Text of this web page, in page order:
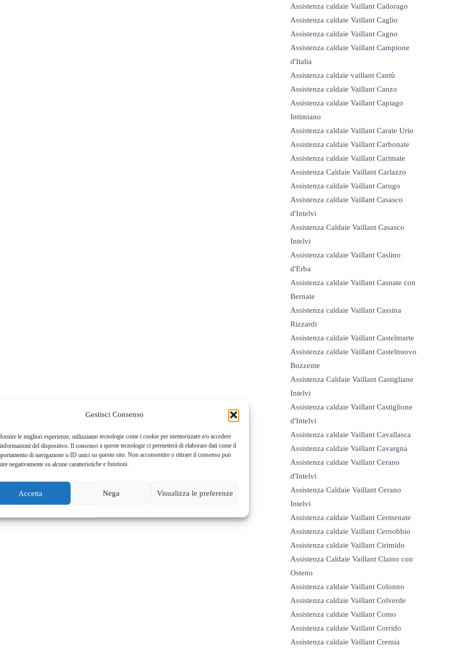
Gestisci Consenso
le migliori esperienze, utilizziamo tecnologie come i cookie per memorizzare e/o accedere
del dispositivo. Il consenso a queste tecnologie ci permetterà di elaborare dati come il
di navigazione o ID unici su questo sito. Non acconsentire o ritirare il consenso può
negativamente su alcune caratteristiche e funzioni.
Accetta Nega Visualizza le preferenze
Assistenza caldaie Vaillant Cadorago
Assistenza caldaie Vaillant Caglio
Assistenza caldaie Vaillant Cagno
Assistenza caldaie Vaillant Campione
d'Italia
Assistenza caldaie vaillant Cantù
Assistenza caldaie Vaillant Canzo
Assistenza caldaie Vaillant Capiago
Intimiano
Assistenza caldaie Vaillant Carate Urio
Assistenza caldaie Vaillant Carbonate
Assistenza caldaie Vaillant Carimate
Assistenza Caldaie Vaillant Carlazzo
Assistenza caldaie Vaillant Carugo
Assistenza caldaie Vaillant Casasco
d'Intelvi
Assistenza Caldaie Vaillant Casasco
Intelvi
Assistenza caldaie Vaillant Caslino
d'Erba
Assistenza caldaie Vaillant Casnate con
Bernate
Assistenza caldaie Vaillant Cassina
Rizzardi
Assistenza caldaie Vaillant Castelmarte
Assistenza caldaie Vaillant Castelnuovo
Bozzente
Assistenza Caldaie Vaillant Castigliane
Intelvi
Assistenza caldaie Vaillant Castiglione
d'Intelvi
Assistenza caldaie Vaillant Cavallasca
Assistenza caldaie Vaillant Cavargna
Assistenza caldaie Vaillant Cerano
d'Intelvi
Assistenza Caldaie Vaillant Cerano
Intelvi
Assistenza caldaie Vaillant Cermenate
Assistenza caldaie Vaillant Cernobbio
Assistenza caldaie Vaillant Cirimido
Assistenza Caldaie Vaillant Claino con
Osteno
Assistenza caldaie Vaillant Colonno
Assistenza caldaie Vaillant Colverde
Assistenza caldaie Vaillant Como
Assistenza caldaie Vaillant Corrido
Assistenza caldaie Vaillant Cremia